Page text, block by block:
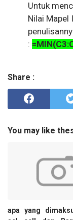
Untuk
Nilai Mapel
:
Share :
You may like
apa yang